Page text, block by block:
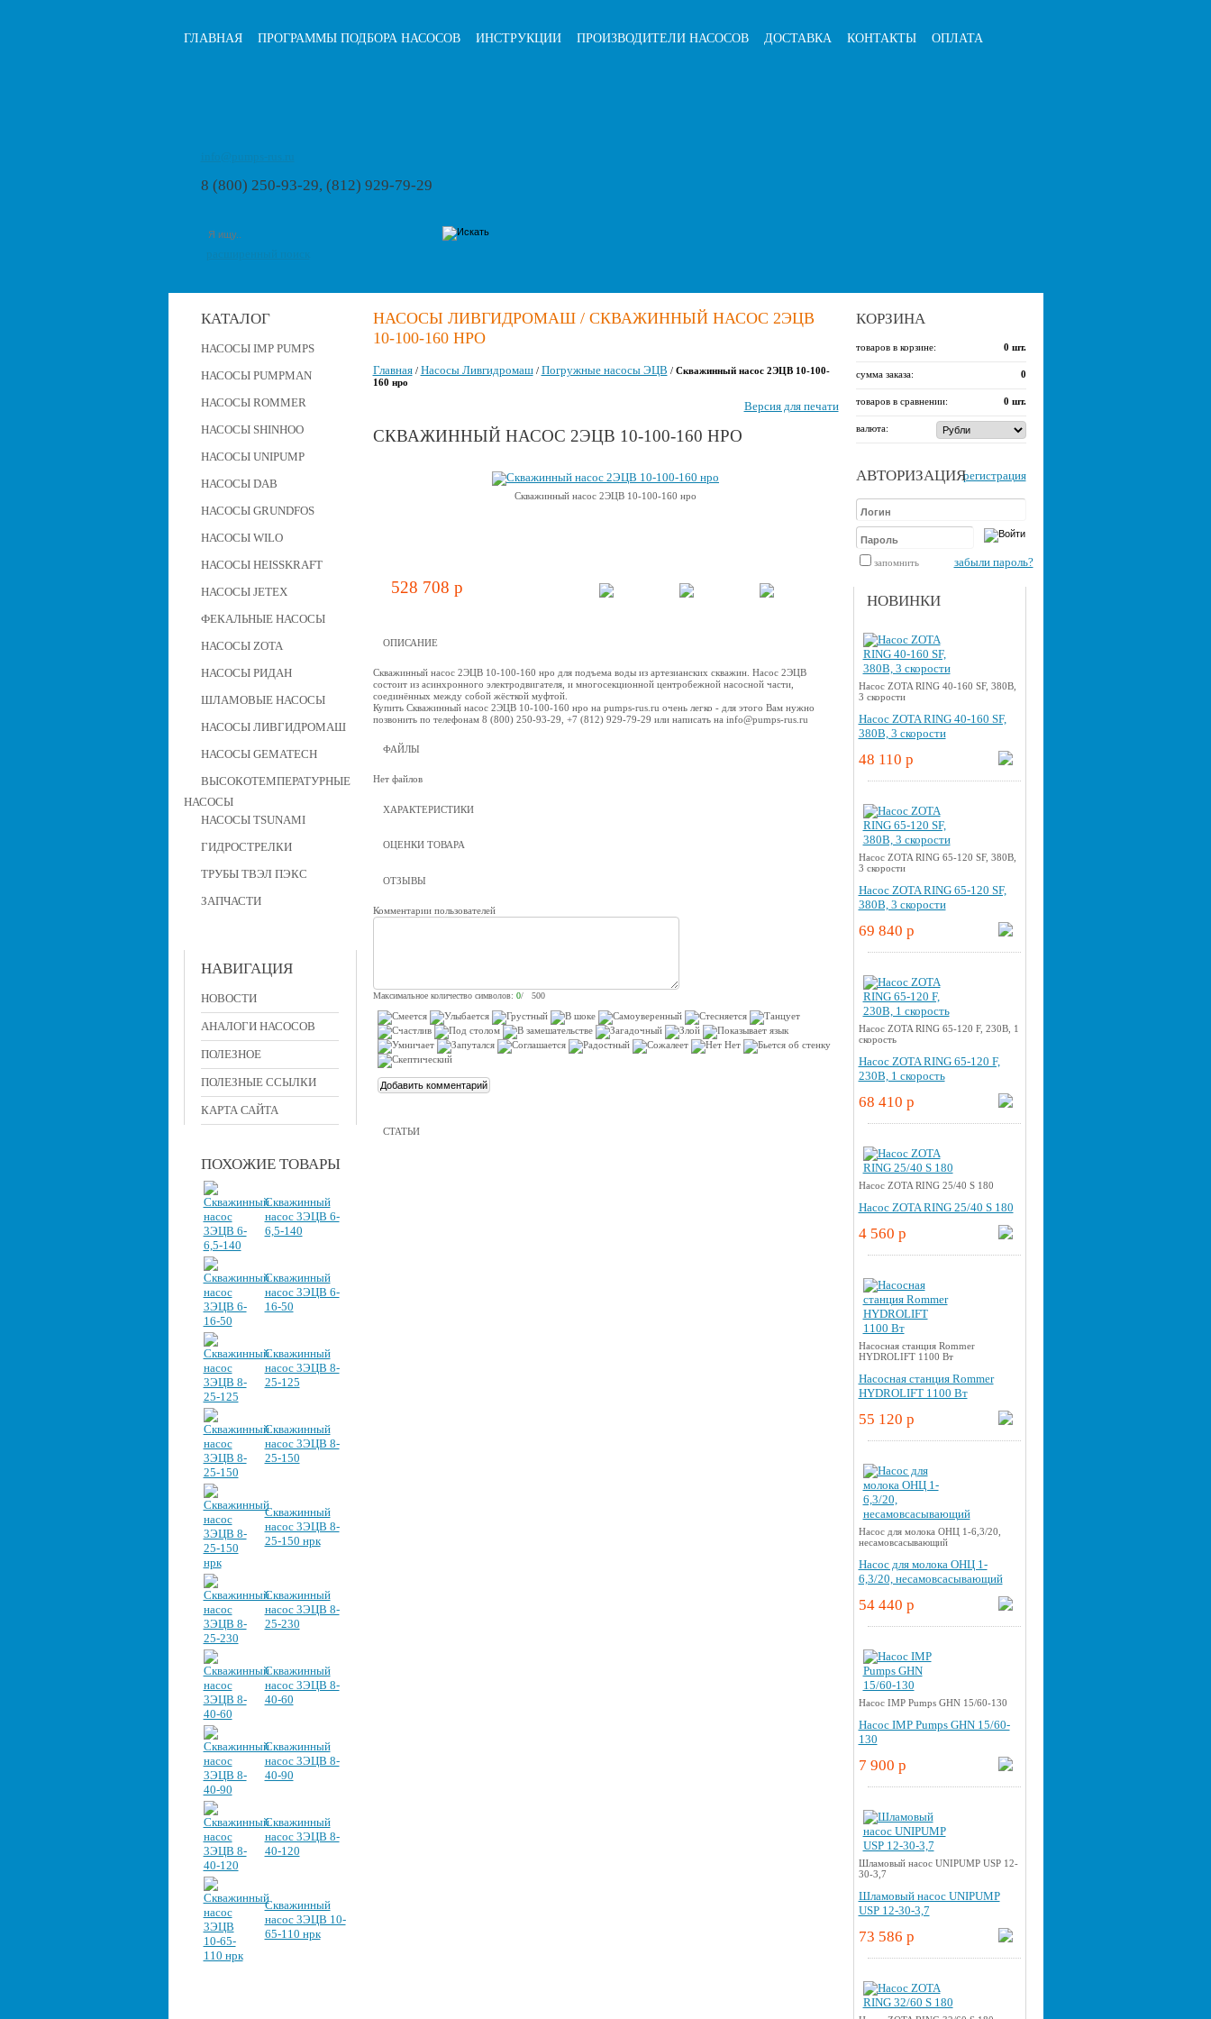
ГЛАВНАЯ ПРОГРАММЫ ПОДБОРА НАСОСОВ ИНСТРУКЦИИ ПРОИЗВОДИТЕЛИ НАСОСОВ ДОСТАВКА КОНТАКТЫ ОПЛАТА
8 (800) 250-93-29, (812) 929-79-29
КАТАЛОГ
НАСОСЫ IMP PUMPS
НАСОСЫ PUMPMAN
НАСОСЫ ROMMER
НАСОСЫ SHINHOO
НАСОСЫ UNIPUMP
НАСОСЫ DAB
НАСОСЫ GRUNDFOS
НАСОСЫ WILO
НАСОСЫ HEISSKRAFT
НАСОСЫ JETEX
ФЕКАЛЬНЫЕ НАСОСЫ
НАСОСЫ ZOTA
НАСОСЫ РИДАН
ШЛАМОВЫЕ НАСОСЫ
НАСОСЫ ЛИВГИДРОМАШ
НАСОСЫ GEMATECH
ВЫСОКОТЕМПЕРАТУРНЫЕ
НАСОСЫ
НАСОСЫ TSUNAMI
ГИДРОСТРЕЛКИ
ТРУБЫ ТВЭЛ ПЭКС
ЗАПЧАСТИ
НАВИГАЦИЯ
НОВОСТИ
АНАЛОГИ НАСОСОВ
ПОЛЕЗНОЕ
ПОЛЕЗНЫЕ ССЫЛКИ
КАРТА САЙТА
ПОХОЖИЕ ТОВАРЫ
Скважинный
насос 3ЭЦВ 6-
6,5-140
Скважинный
насос 3ЭЦВ 6-
16-50
Скважинный
насос 3ЭЦВ 8-
25-125
Скважинный
насос 3ЭЦВ 8-
25-150
Скважинный
насос 3ЭЦВ 8-
25-150 нрк
Скважинный
насос 3ЭЦВ 8-
25-230
Скважинный
насос 3ЭЦВ 8-
40-60
Скважинный
насос 3ЭЦВ 8-
40-90
Скважинный
насос 3ЭЦВ 8-
40-120
Скважинный
насос 3ЭЦВ 10-
65-110 нрк
КОРЗИНА
товаров в корзине: 0 шт.
сумма заказа: 0
товаров в сравнении: 0 шт.
валюта:
АВТОРИЗАЦИЯрегистрация
запомнить забыли пароль?
НОВИНКИ
Насос ZOTA RING 40-160 SF, 380В,
3 скорости
Насос ZOTA RING 40-160 SF,
380В, 3 скорости
48 110 p
Насос ZOTA RING 65-120 SF, 380В,
3 скорости
Насос ZOTA RING 65-120 SF,
380В, 3 скорости
69 840 p
Насос ZOTA RING 65-120 F, 230В, 1
скорость
Насос ZOTA RING 65-120 F,
230В, 1 скорость
68 410 p
Насос ZOTA RING 25/40 S 180
Насос ZOTA RING 25/40 S 180
4 560 p
Насосная станция Rommer
HYDROLIFT 1100 Вт
Насосная станция Rommer
HYDROLIFT 1100 Вт
55 120 p
Насос для молока ОНЦ 1-6,3/20,
несамовсасывающий
Насос для молока ОНЦ 1-
6,3/20, несамовсасывающий
54 440 p
Насос IMP Pumps GHN 15/60-130
Насос IMP Pumps GHN 15/60-
130
7 900 p
Шламовый насос UNIPUMP USP 12-
30-3,7
Шламовый насос UNIPUMP
USP 12-30-3,7
73 586 p
НАСОСЫ ЛИВГИДРОМАШ / СКВАЖИННЫЙ НАСОС 2ЭЦВ
10-100-160 НРО
Главная/ Насосы Ливгидромаш/ Погружные насосы ЭЦВ / Скважинный насос 2ЭЦВ 10-100-
160 нро
Версия для печати
СКВАЖИННЫЙ НАСОС 2ЭЦВ 10-100-160 НРО
Скважинный насос 2ЭЦВ 10-100-160 нро
528 708 p
ОПИСАНИЕ
Скважинный насос 2ЭЦВ 10-100-160 нро для подъема воды из артезианских скважин. Насос 2ЭЦВ
состоит из асинхронного электродвигателя, и многосекционной центробежной наcосной части,
соединённых между собой жёсткой муфтой.
Купить Скважинный насос 2ЭЦВ 10-100-160 нро на pumps-rus.ru очень легко - для этого Вам нужно
позвонить по телефонам 8 (800) 250-93-29, +7 (812) 929-79-29 или написать на info@pumps-rus.ru
ФАЙЛЫ
Нет файлов
ХАРАКТЕРИСТИКИ
ОЦЕНКИ ТОВАРА
ОТЗЫВЫ
Комментарии пользователей
Максимальное количество символов: 0/ 500
СТАТЬИ